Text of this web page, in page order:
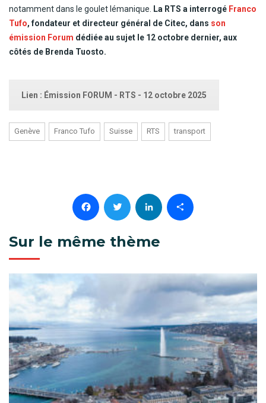
notamment dans le goulet lémanique.
La RTS a interrogé Franco
Tufo, fondateur et directeur général de Citec, dans son
émission Forum dédiée au sujet le 12 octobre dernier, aux
côtés de Brenda Tuosto.
Lien : Émission FORUM - RTS - 12 octobre 2025
Genève Franco Tufo Suisse RTS transport
Facebook
Twitter
LinkedIn
Partager
Sur le même thème